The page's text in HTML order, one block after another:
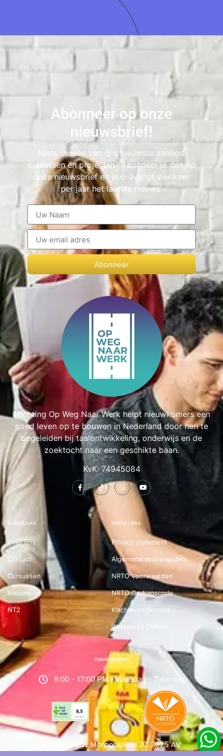
Abonneer op onze
nieuwsbrief!
Niets missen van ons nieuwste aanbod
cursussen en projecten? Abonneer je dan op
onze nieuwsbrief en je ontvangt vier keer
per jaar het laatste nieuws!
Abonneer
Stichting Op Weg Naar Werk helpt nieuwkomers een
goed leven op te bouwen in Nederland door hen te
begeleiden bij taalontwikkeling, onderwijs en de
zoektocht naar een geschikte baan.
KvK: 74945084
Quick LInks
Over ons
Contact
Cursussen
Nieuws
NT2
Useful Links
Privacy statement
Algemene voorwaarden
NRTO Voorwaarden
NRTO Gedragscode
Klachtenreglement
Werken bij OWNW
Openingstijden
9:00 - 17:00 PM , Maandag - Zaterdag
Rotterdam: Marconiplein 20, 3025 AV